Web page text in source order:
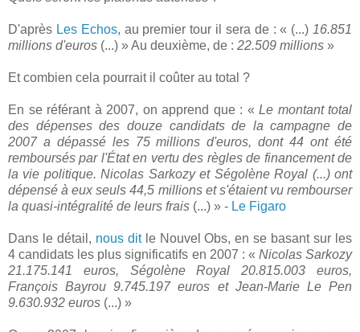
D'après Les Echos, au premier tour il sera de : « (...) 16.851
millions d'euros (...) » Au deuxième, de : 22.509 millions »
Et combien cela pourrait il coûter au total ?
En se référant à 2007, on apprend que : « Le montant total
des dépenses des douze candidats de la campagne de
2007 a dépassé les 75 millions d'euros, dont 44 ont été
remboursés par l'État en vertu des règles de financement de
la vie politique. Nicolas Sarkozy et Ségolène Royal (...) ont
dépensé à eux seuls 44,5 millions et s'étaient vu rembourser
la quasi-intégralité de leurs frais (...) » - Le Figaro
Dans le détail, nous ditle Nouvel Obs, en se basant sur les
4 candidats les plus significatifs en 2007 : « Nicolas Sarkozy
21.175.141 euros, Ségolène Royal 20.815.003 euros,
François Bayrou 9.745.197 euros et Jean-Marie Le Pen
9.630.932 euros (...) »